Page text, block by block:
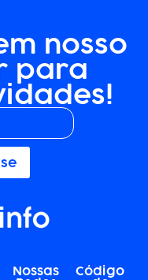
nosso
para
Nossas Código